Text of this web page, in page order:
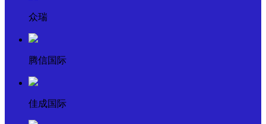
众瑞
腾信国际
佳成国际